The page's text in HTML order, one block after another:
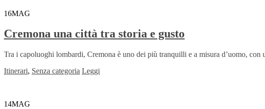
16MAG
Cremona una città tra storia e gusto
Tra i capoluoghi lombardi, Cremona è uno dei più tranquilli e a misura d’uomo, con
Itinerari, Senza categoria Leggi
14MAG